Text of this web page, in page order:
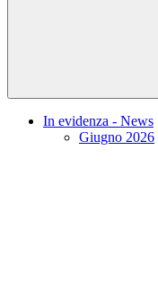
In evidenza - News
Giugno 2026